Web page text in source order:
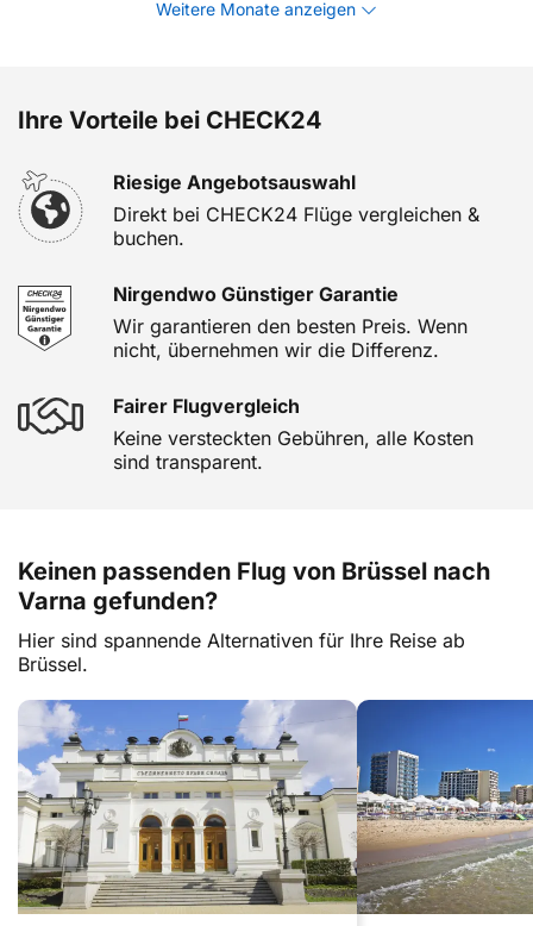
Weitere Monate anzeigen
Ihre Vorteile bei CHECK24
Riesige Angebotsauswahl
Direkt bei CHECK24 Flüge vergleichen &
buchen.
Nirgendwo Günstiger Garantie
Wir garantieren den besten Preis. Wenn
nicht, übernehmen wir die Differenz.
Fairer Flugvergleich
Keine versteckten Gebühren, alle Kosten
sind transparent.
Keinen passenden Flug von Brüssel nach
Varna gefunden?
Hier sind spannende Alternativen für Ihre Reise ab
Brüssel.